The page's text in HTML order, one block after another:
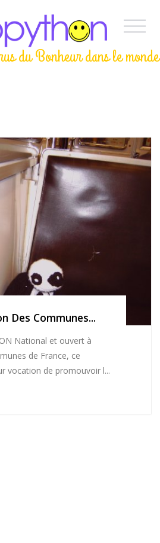
du Bonheur dans le monde
Des Communes...
National et ouvert à
de France, ce
vocation de promouvoir l...